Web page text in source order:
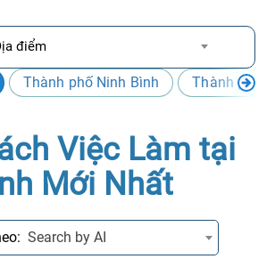
điểm
Thành phố Ninh Bình Thành phố
Việc Làm tại
Mới Nhất
Search by AI